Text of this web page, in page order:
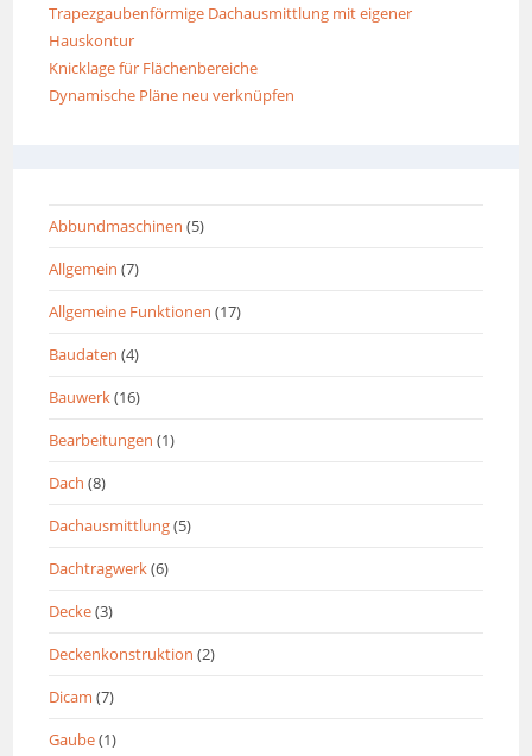
Trapezgaubenförmige Dachausmittlung mit eigener
Hauskontur
Knicklage für Flächenbereiche
Dynamische Pläne neu verknüpfen
Abbundmaschinen (5)
Allgemein (7)
Allgemeine Funktionen (17)
Baudaten (4)
Bauwerk(16)
Bearbeitungen (1)
Dach (8)
Dachausmittlung(5)
Dachtragwerk(6)
Decke(3)
Deckenkonstruktion (2)
Dicam (7)
Gaube(1)